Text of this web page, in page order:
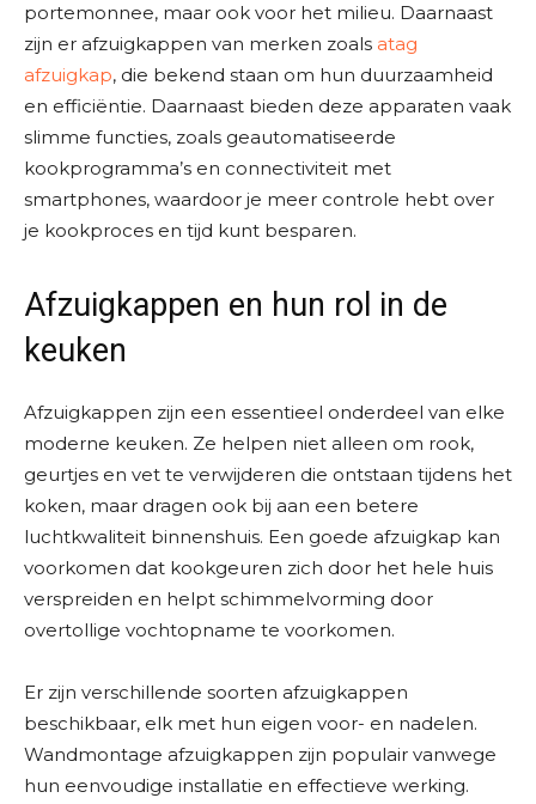
portemonnee, maar ook voor het milieu. Daarnaast
zijn er afzuigkappen van merken zoals atag
afzuigkap, die bekend staan om hun duurzaamheid
en efficiëntie. Daarnaast bieden deze apparaten vaak
slimme functies, zoals geautomatiseerde
kookprogramma’s en connectiviteit met
smartphones, waardoor je meer controle hebt over
je kookproces en tijd kunt besparen.
Afzuigkappen en hun rol in de
keuken
Afzuigkappen zijn een essentieel onderdeel van elke
moderne keuken. Ze helpen niet alleen om rook,
geurtjes en vet te verwijderen die ontstaan tijdens het
koken, maar dragen ook bij aan een betere
luchtkwaliteit binnenshuis. Een goede afzuigkap kan
voorkomen dat kookgeuren zich door het hele huis
verspreiden en helpt schimmelvorming door
overtollige vochtopname te voorkomen.
Er zijn verschillende soorten afzuigkappen
beschikbaar, elk met hun eigen voor- en nadelen.
Wandmontage afzuigkappen zijn populair vanwege
hun eenvoudige installatie en effectieve werking.